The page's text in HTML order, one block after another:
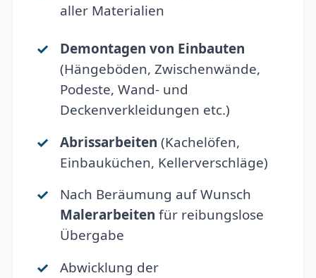
aller Materialien
Demontagen von Einbauten
(Hängeböden, Zwischenwände,
Podeste, Wand- und
Deckenverkleidungen etc.)
Abrissarbeiten (Kachelöfen,
Einbauküchen, Kellerverschläge)
Nach Beräumung auf Wunsch
Malerarbeiten für reibungslose
Übergabe
Abwicklung der